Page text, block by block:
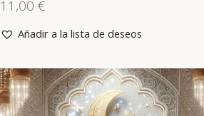
11,00 €
Añadir a la lista de deseos